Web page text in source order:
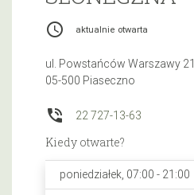
access_time aktualnie otwarta
ul. Powstańców Warszawy 21
05-500 Piaseczno
phone_in_talk 22 727-13-63
Kiedy otwarte?
poniedziałek, 07:00 - 21:00